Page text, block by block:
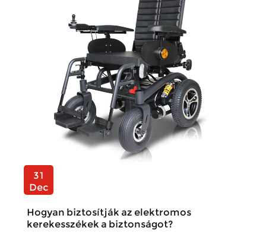
31
Dec
Hogyan biztosítják az elektromos
kerekesszékek a biztonságot?